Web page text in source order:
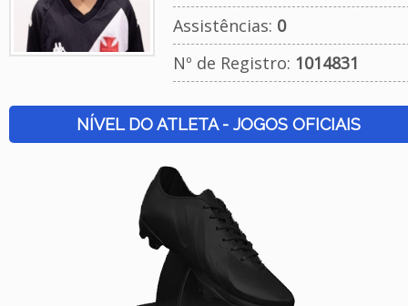
Assistências: 0
Nº de Registro: 1014831
NÍVEL DO ATLETA - JOGOS OFICIAIS